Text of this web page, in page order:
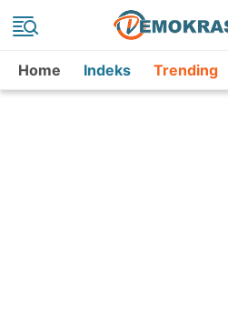
Home Indeks Trending